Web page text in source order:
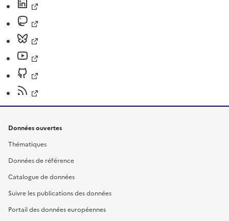
Données ouvertes
Thématiques
Données de référence
Catalogue de données
Suivre les publications des données
Portail des données européennes